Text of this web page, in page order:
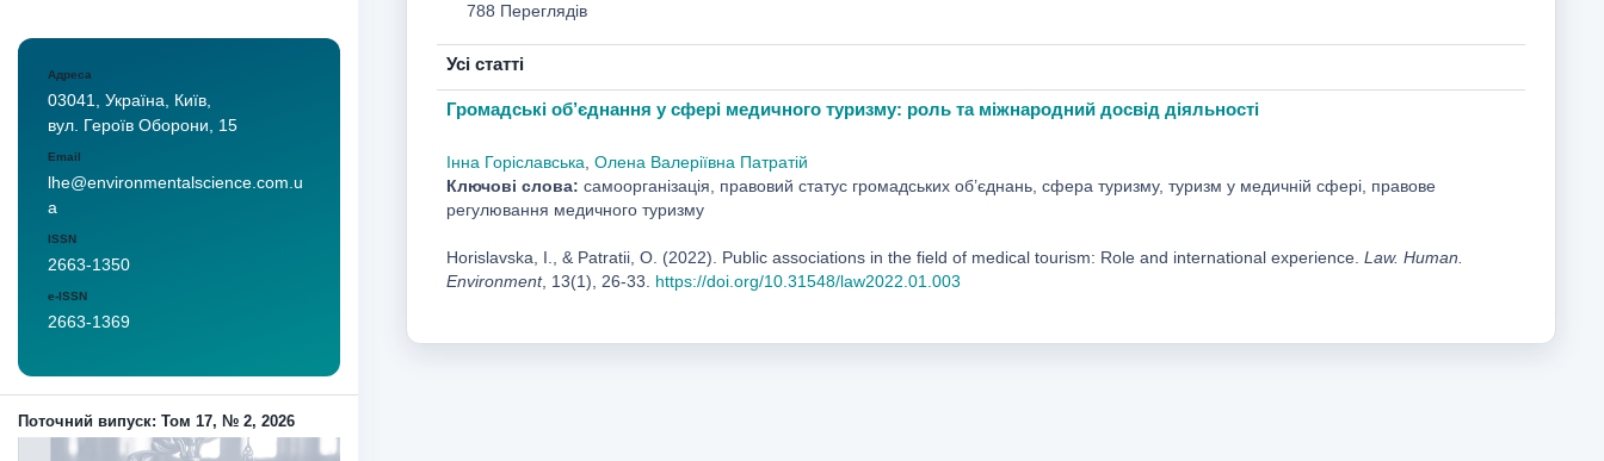
Адреса
03041, Україна, Київ,
вул. Героїв Оборони, 15
Email
lhe@environmentalscience.com.u
a
ISSN
2663-1350
e-ISSN
2663-1369
Поточний випуск: Том 17, № 2, 2026
788 Переглядів
Усі статті
Громадські об’єднання у сфері медичного туризму: роль та міжнародний досвід діяльності
Інна Горіславська Олена Валеріївна Патратій
Ключові слова: самоорганізація, правовий статус громадських об’єднань, сфера туризму, туризм у медичній сфері, правове
регулювання медичного туризму
Horislavska, I., & Patratii, O. (2022). Public associations in the field of medical tourism: Role and international experience. Law. Human.
Environment, 13(1), 26-33. https://doi.org/10.31548/law2022.01.003